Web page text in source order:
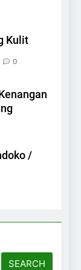
Kulit
0
/
SEARCH